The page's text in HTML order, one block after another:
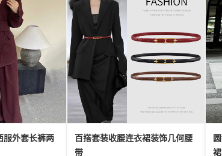
服外套长裤两
百搭套装收腰连衣裙装饰几何腰
带
裙